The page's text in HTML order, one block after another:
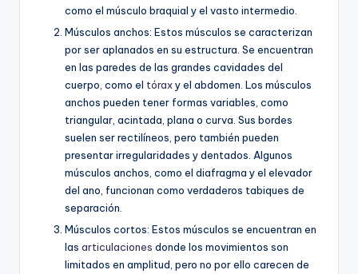
como el músculo braquial y el vasto intermedio.
Músculos anchos: Estos músculos se caracterizan
por ser aplanados en su estructura. Se encuentran
en las paredes de las grandes cavidades del
cuerpo, como el tóraxy el abdomen. Los músculos
anchos pueden tener formas variables, como
triangular, acintada, plana o curva. Sus bordes
suelen ser rectilíneos, pero también pueden
presentar irregularidades y dentados. Algunos
músculos anchos, como el diafragma y el elevador
del ano, funcionan como verdaderos tabiques de
separación.
Músculos cortos: Estos músculos se encuentran en
las articulaciones donde los movimientos son
limitados en amplitud, pero no por ello carecen de